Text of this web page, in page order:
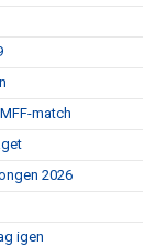
match
2026
igen